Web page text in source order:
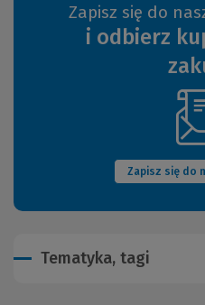
Zapisz się do
i odbierz
Zapisz się do
Tematyka, tagi